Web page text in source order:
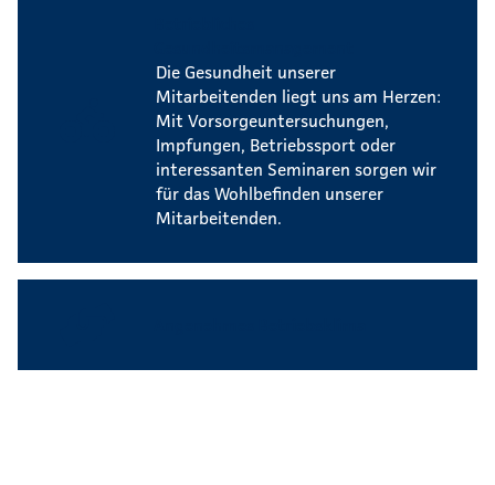
Die Gesundheit unserer
Mitarbeitenden liegt uns am Herzen:
Mit Vorsorgeuntersuchungen,
Impfungen, Betriebssport oder
interessanten Seminaren sorgen wir
für das Wohlbefinden unserer
Mitarbeitenden.